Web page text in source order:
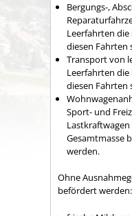
Bergungs-,
Leerfahrten
diesen Fahrten
Transport von
Leerfahrten
diesen Fahrten
Sport- und
Gesamtmasse
werden.
Ohne
befördert werden: